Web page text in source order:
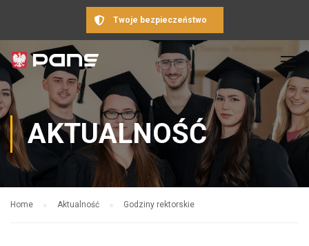
Twoje bezpieczeństwo
AKTUALNOŚĆ
Home Aktualność Godziny rektorskie